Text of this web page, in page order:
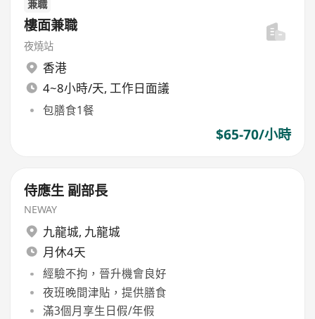
兼職
樓面兼職
夜燒站
香港
4~8小時/天, 工作日面議
包膳食1餐
$65-70/小時
侍應生 副部長
NEWAY
九龍城, 九龍城
月休4天
經驗不拘，晉升機會良好
夜班晚間津貼，提供膳食
滿3個月享生日假/年假